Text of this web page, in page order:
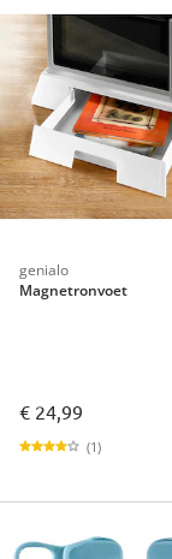
genialo
Magnetronvoet
€ 24,99
(1)